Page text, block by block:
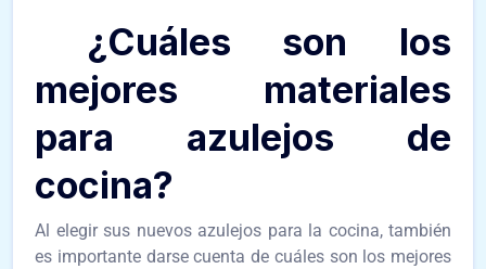
¿Cuáles son los
mejores materiales
para azulejos de
cocina?
Al elegir sus nuevos azulejos para la cocina, también
es importante darse cuenta de cuáles son los mejores